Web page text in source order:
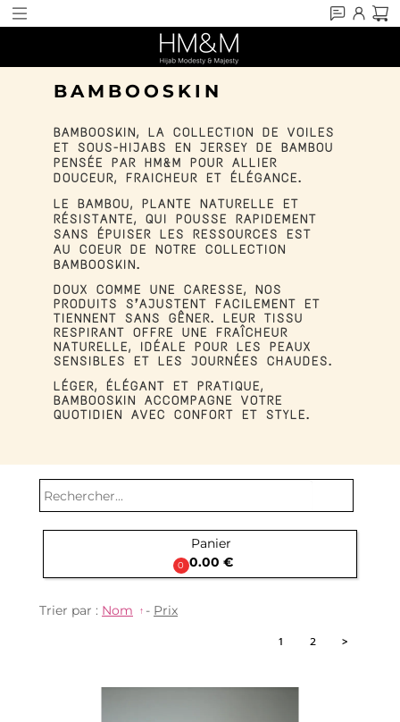
BAMBOOSKIN
BAMBOOSKIN, LA COLLECTION DE VOILES
ET SOUS-HIJABS EN JERSEY DE BAMBOU
PENSÉE PAR HM&M POUR ALLIER
DOUCEUR, FRAICHEUR ET ÉLÉGANCE.
LE BAMBOU, PLANTE NATURELLE ET
RÉSISTANTE, QUI POUSSE RAPIDEMENT
SANS ÉPUISER LES RESSOURCES EST
AU COEUR DE NOTRE COLLECTION
BAMBOOSKIN.
DOUX COMME UNE CARESSE, NOS
PRODUITS S’AJUSTENT FACILEMENT ET
TIENNENT SANS GÊNER. LEUR TISSU
RESPIRANT OFFRE UNE FRAÎCHEUR
NATURELLE, IDÉALE POUR LES PEAUX
SENSIBLES ET LES JOURNÉES CHAUDES.
LÉGER, ÉLÉGANT ET PRATIQUE,
BAMBOOSKIN ACCOMPAGNE VOTRE
QUOTIDIEN AVEC CONFORT ET STYLE.
0
Panier
0.00 €
Trier par : Nom - Prix
1
2 >